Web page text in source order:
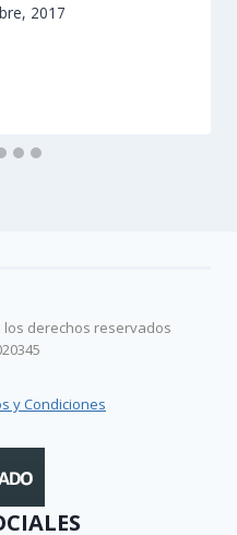
2017
los derechos reservados
y Condiciones